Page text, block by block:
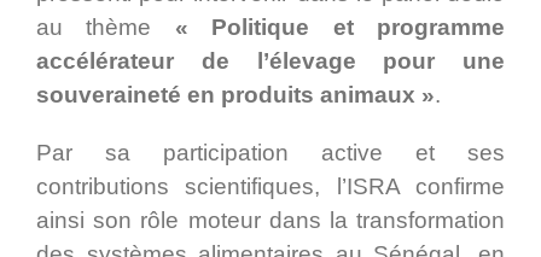
au thème « Politique et programme
accélérateur de l’élevage pour une
souveraineté en produits animaux ».
Par sa participation active et ses
contributions scientifiques, l’ISRA confirme
ainsi son rôle moteur dans la transformation